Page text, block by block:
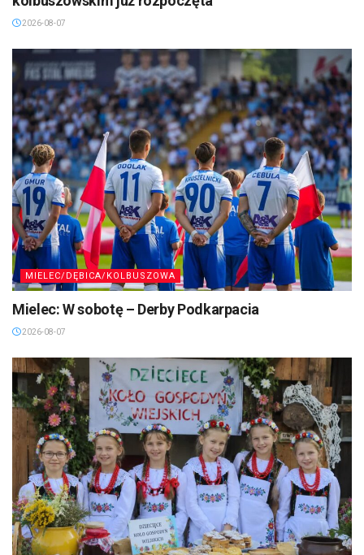
2026-08-07
MIELEC/DĘBICA/KOLBUSZOWA
Mielec: W sobotę – Derby Podkarpacia
2026-08-07